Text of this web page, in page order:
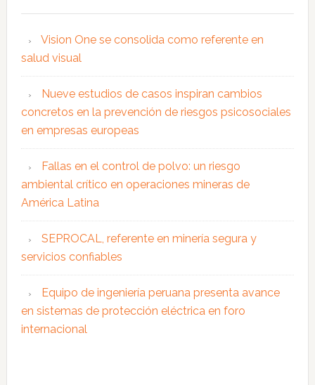
Vision One se consolida como referente en
salud visual
Nueve estudios de casos inspiran cambios
concretos en la prevención de riesgos psicosociales
en empresas europeas
Fallas en el control de polvo: un riesgo
ambiental crítico en operaciones mineras de
América Latina
SEPROCAL, referente en minería segura y
servicios confiables
Equipo de ingeniería peruana presenta avance
en sistemas de protección eléctrica en foro
internacional